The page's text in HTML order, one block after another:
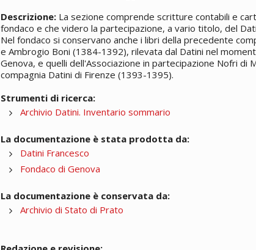
Descrizione: La sezione comprende scritture contabili e
fondaco e che videro la partecipazione, a vario titolo, del
Nel fondaco si conservano anche i libri della precedente
e Ambrogio Boni (1384-1392), rilevata dal Datini nel
Genova, e quelli dell'Associazione in partecipazione Nofri di
compagnia Datini di Firenze (1393-1395).
Strumenti di ricerca:
Archivio Datini. Inventario sommario
La documentazione è stata prodotta da:
Datini Francesco
Fondaco di Genova
La documentazione è conservata da:
Archivio di Stato di Prato